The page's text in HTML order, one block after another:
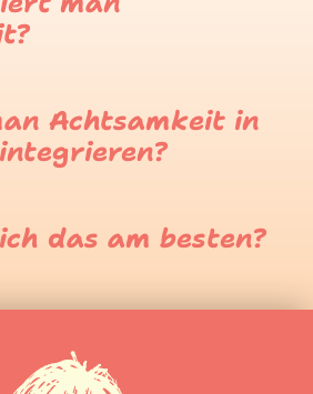
Achtsamkeit in
das am besten?